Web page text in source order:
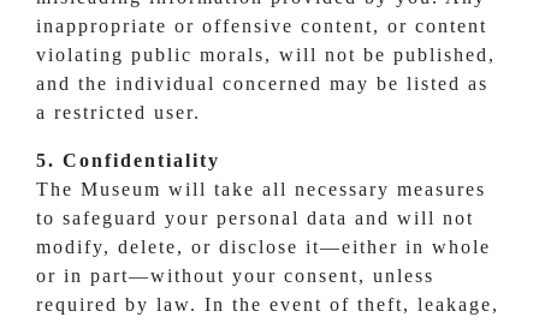
inappropriate or offensive content, or content
violating public morals, will not be published,
and the individual concerned may be listed as
a restricted user.
5. Confidentiality
The Museum will take all necessary measures
to safeguard your personal data and will not
modify, delete, or disclose it—either in whole
or in part—without your consent, unless
required by law. In the event of theft, leakage,